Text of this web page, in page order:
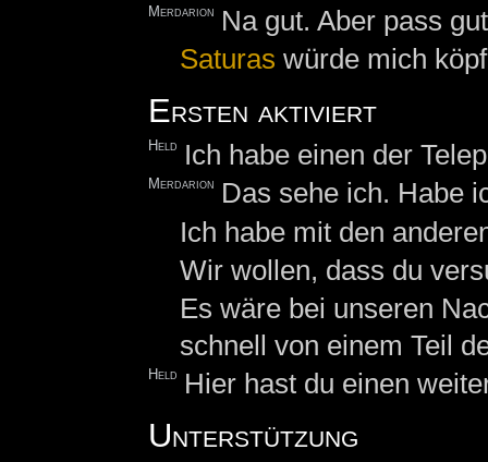
Merdarion
Na gut. Aber pass
Saturas würde mich
Ersten aktiviert
Held Ich habe einen der
Merdarion
Das sehe ich. Habe
Ich habe mit den
Wir wollen, dass du
Es wäre bei unseren
schnell von einem Teil
Held Hier hast du einen
Unterstützung